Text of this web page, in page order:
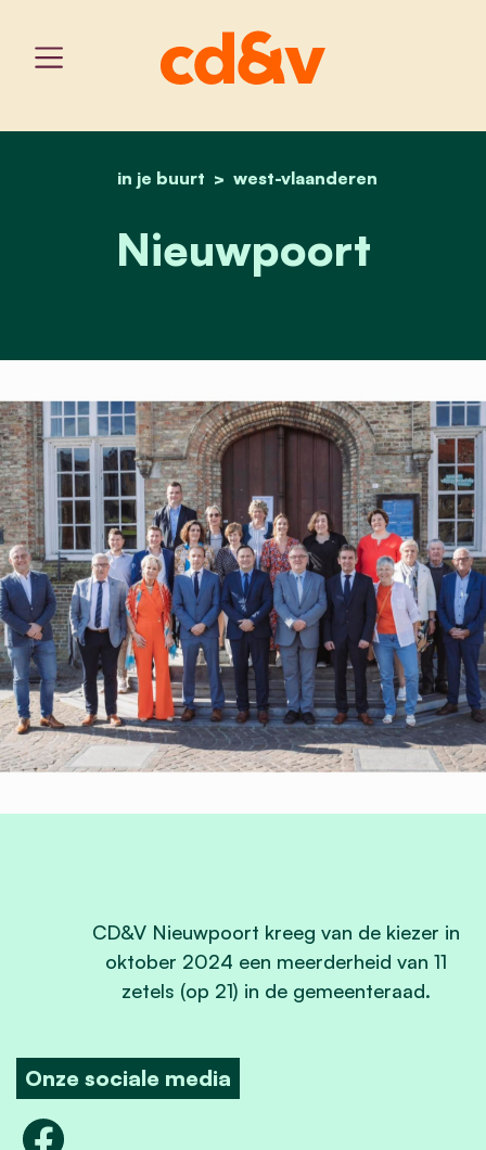
home
in je buurt west-vlaanderen
nieuwpoort
Nieuwpoort
CD&V Nieuwpoort kreeg van de kiezer in
oktober 2024 een meerderheid van 11
zetels (op 21) in de gemeenteraad.
Onze sociale media